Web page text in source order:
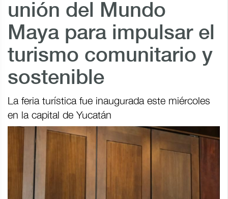
unión del Mundo
Maya para impulsar el
turismo comunitario y
sostenible
La feria turística fue inaugurada este miércoles
en la capital de Yucatán